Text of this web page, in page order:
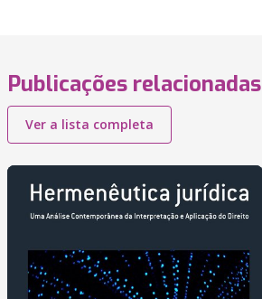
Publicações relacionadas
Ver a lista completa